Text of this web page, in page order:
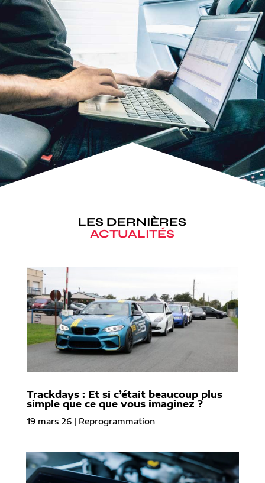
LES DERNIÈRES
ACTUALITÉS
Trackdays : Et si c’était beaucoup plus
simple que ce que vous imaginez ?
19 mars 26| Reprogrammation